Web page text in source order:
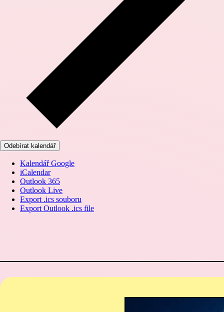
Odebírat kalendář
Kalendář Google
iCalendar
Outlook 365
Outlook Live
Export .ics souboru
Export Outlook .ics file